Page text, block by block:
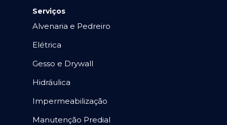
Serviços
Alvenaria e Pedreiro
Elétrica
Gesso e Drywall
Hidráulica
Impermeabilização
Manutenção Predial